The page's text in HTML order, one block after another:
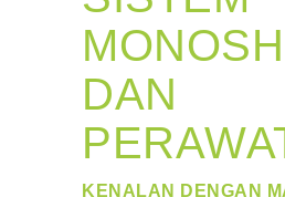
DAN
KENALAN DENGAN